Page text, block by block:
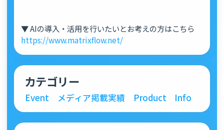
▼ AIの導入・活用を行いたいとお考えの方はこちら
https://www.matrixflow.net/
カテゴリー
Event メディア掲載実績 Product Info